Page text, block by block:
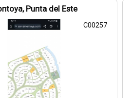
Punta del Este
C00257